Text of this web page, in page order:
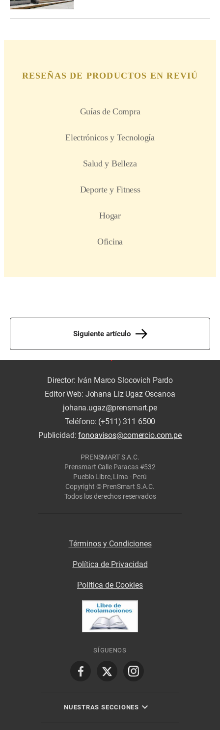
Siguiente artículo
Director: Iván Marco Slocovich Pardo
Editor Web: Johana Liz Ugaz Oscanoa
johana.ugaz@prensmart.pe
Teléfono: (+511) 311 6500
Publicidad:fonoavisos@comercio.com.pe
PRENSMART S.A.C.
Prensmart Calle Paracas #532
Pueblo Libre, Lima - Perú
Copyright © PrenSmart S.A.C.
Todos los derechos reservados
Términos y Condiciones
Política de Privacidad
Politica de Cookies
SÍGUENOS
NUESTRAS SECCIONES